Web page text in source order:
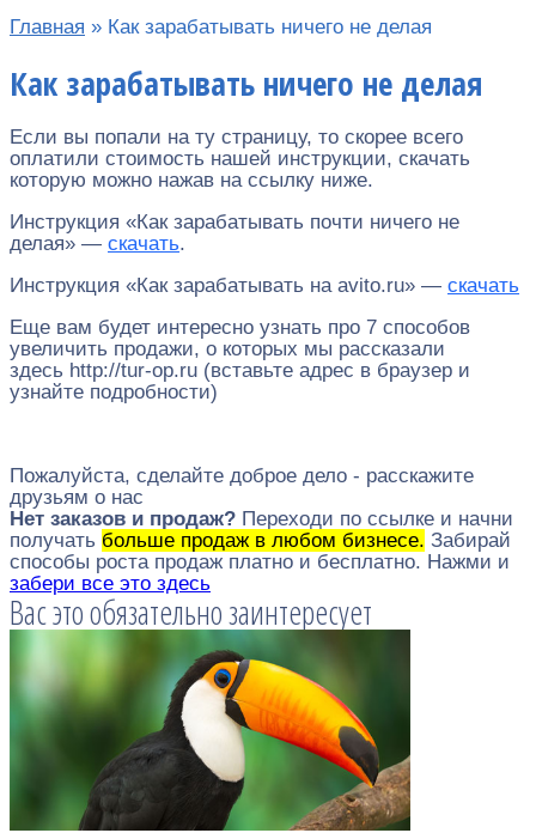
Главная » Как зарабатывать ничего не делая
Как зарабатывать ничего не делая
Если вы попали на ту страницу, то скорее всего
оплатили стоимость нашей инструкции, скачать
которую можно нажав на ссылку ниже.
Инструкция «Как зарабатывать почти ничего не
делая» — скачать.
Инструкция «Как зарабатывать на avito.ru» — скачать
Еще вам будет интересно узнать про 7 способов
увеличить продажи, о которых мы рассказали
здесь http://tur-op.ru (вставьте адрес в браузер и
узнайте подробности)
Пожалуйста, сделайте доброе дело - расскажите
друзьям о нас
Нет заказов и продаж? Переходи по ссылке и начни
получать больше продаж в любом бизнесе. Забирай
способы роста продаж платно и бесплатно. Нажми и
забери все это здесь
Вас это обязательно заинтересует